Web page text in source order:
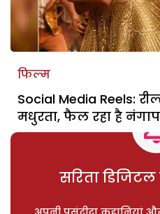
फिल्म
Social Media Reels:
मधुरता, फैल रहा है
सरिता